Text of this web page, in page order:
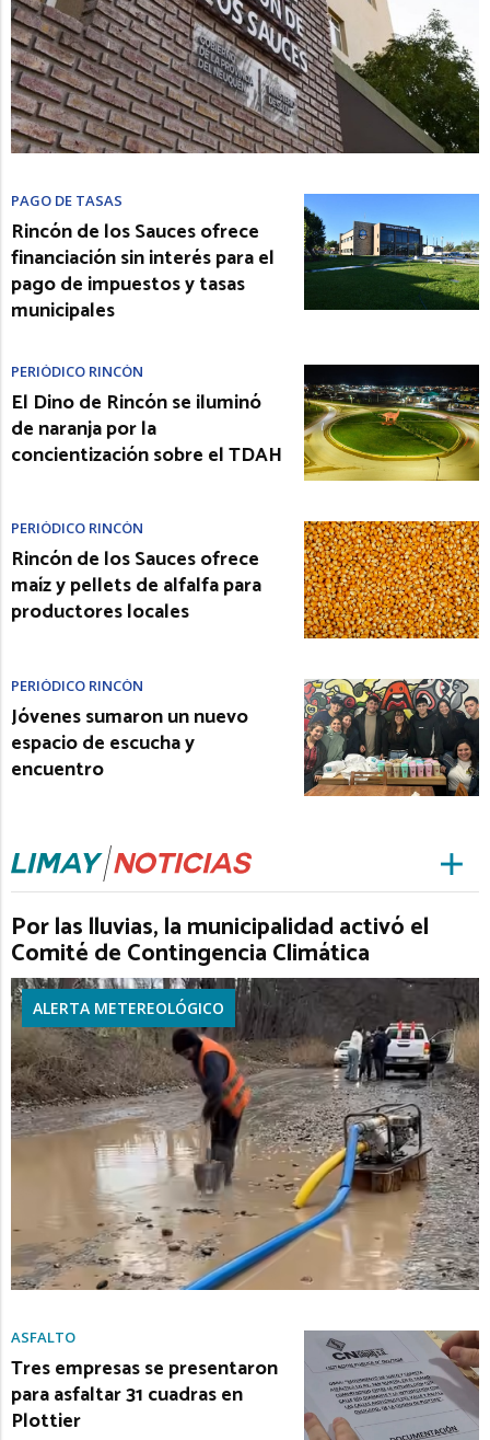
PAGO DE TASAS
Rincón de los Sauces ofrece
financiación sin interés para el
pago de impuestos y tasas
municipales
PERIÓDICO RINCÓN
El Dino de Rincón se iluminó
de naranja por la
concientización sobre el TDAH
PERIÓDICO RINCÓN
Rincón de los Sauces ofrece
maíz y pellets de alfalfa para
productores locales
PERIÓDICO RINCÓN
Jóvenes sumaron un nuevo
espacio de escucha y
encuentro
Por las lluvias, la municipalidad activó el
Comité de Contingencia Climática
ALERTA METEREOLÓGICO
ASFALTO
Tres empresas se presentaron
para asfaltar 31 cuadras en
Plottier